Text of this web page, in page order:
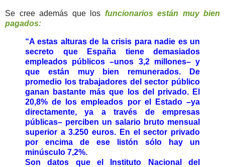
Se cree además que los funcionarios están muy bien
pagados:
“A estas alturas de la crisis para nadie es un
secreto que España tiene demasiados
empleados públicos –unos 3,2 millones– y
que están muy bien remunerados. De
promedio los trabajadores del sector público
ganan bastante más que los del privado. El
20,8% de los empleados por el Estado –ya
directamente, ya a través de empresas
públicas– perciben un salario bruto mensual
superior a 3.250 euros. En el sector privado
por encima de ese listón sólo hay un
minúsculo 7,2%.
Son datos que el Instituto Nacional del